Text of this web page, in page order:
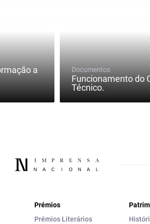
a
Documentos
Funcionamento do
Técnico.
Prémios
Prémios Literários